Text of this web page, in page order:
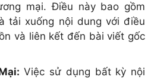
mại. Điều này bao gồm
tải xuống nội dung với điều
và liên kết đến bài viết gốc
Việc sử dụng bất kỳ nội